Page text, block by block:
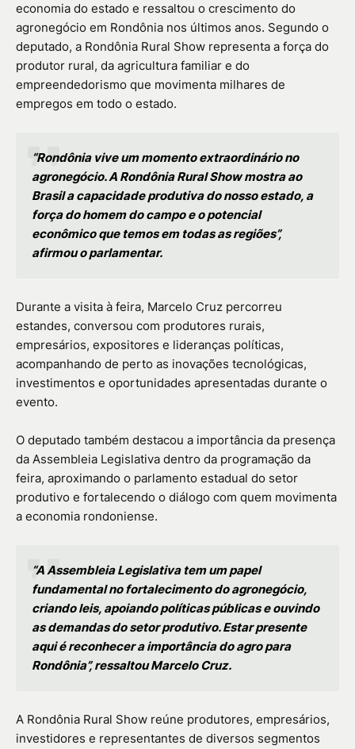
economia do estado e ressaltou o crescimento do
agronegócio em Rondônia nos últimos anos. Segundo o
deputado, a Rondônia Rural Show representa a força do
produtor rural, da agricultura familiar e do
empreendedorismo que movimenta milhares de
empregos em todo o estado.
“Rondônia vive um momento extraordinário no
agronegócio. A Rondônia Rural Show mostra ao
Brasil a capacidade produtiva do nosso estado, a
força do homem do campo e o potencial
econômico que temos em todas as regiões”,
afirmou o parlamentar.
Durante a visita à feira, Marcelo Cruz percorreu
estandes, conversou com produtores rurais,
empresários, expositores e lideranças políticas,
acompanhando de perto as inovações tecnológicas,
investimentos e oportunidades apresentadas durante o
evento.
O deputado também destacou a importância da presença
da Assembleia Legislativa dentro da programação da
feira, aproximando o parlamento estadual do setor
produtivo e fortalecendo o diálogo com quem movimenta
a economia rondoniense.
“A Assembleia Legislativa tem um papel
fundamental no fortalecimento do agronegócio,
criando leis, apoiando políticas públicas e ouvindo
as demandas do setor produtivo. Estar presente
aqui é reconhecer a importância do agro para
Rondônia”, ressaltou Marcelo Cruz.
A Rondônia Rural Show reúne produtores, empresários,
investidores e representantes de diversos segmentos